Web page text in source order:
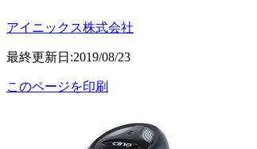
アイニックス株式会社
最終更新日:2019/08/23
このページを印刷